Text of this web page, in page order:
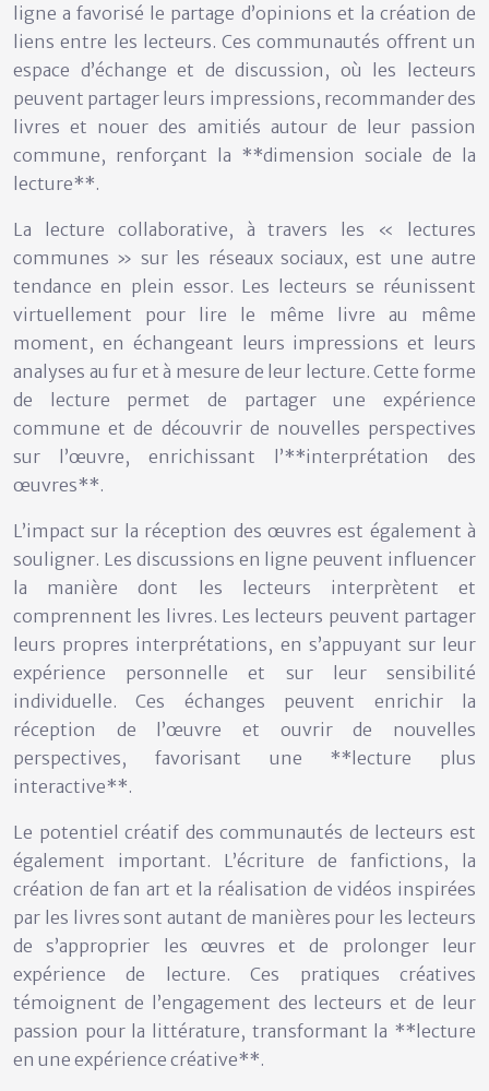
ligne a favorisé le partage d’opinions et la création de
liens entre les lecteurs. Ces communautés offrent un
espace d’échange et de discussion, où les lecteurs
peuvent partager leurs impressions, recommander des
livres et nouer des amitiés autour de leur passion
commune, renforçant la **dimension sociale de la
lecture**.
La lecture collaborative, à travers les « lectures
communes » sur les réseaux sociaux, est une autre
tendance en plein essor. Les lecteurs se réunissent
virtuellement pour lire le même livre au même
moment, en échangeant leurs impressions et leurs
analyses au fur et à mesure de leur lecture. Cette forme
de lecture permet de partager une expérience
commune et de découvrir de nouvelles perspectives
sur l’œuvre, enrichissant l’**interprétation des
œuvres**.
L’impact sur la réception des œuvres est également à
souligner. Les discussions en ligne peuvent influencer
la manière dont les lecteurs interprètent et
comprennent les livres. Les lecteurs peuvent partager
leurs propres interprétations, en s’appuyant sur leur
expérience personnelle et sur leur sensibilité
individuelle. Ces échanges peuvent enrichir la
réception de l’œuvre et ouvrir de nouvelles
perspectives, favorisant une **lecture plus
interactive**.
Le potentiel créatif des communautés de lecteurs est
également important. L’écriture de fanfictions, la
création de fan art et la réalisation de vidéos inspirées
par les livres sont autant de manières pour les lecteurs
de s’approprier les œuvres et de prolonger leur
expérience de lecture. Ces pratiques créatives
témoignent de l’engagement des lecteurs et de leur
passion pour la littérature, transformant la **lecture
en une expérience créative**.